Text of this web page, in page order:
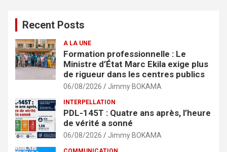
Recent Posts
A LA UNE
Formation professionnelle : Le
Ministre d’État Marc Ekila exige plus
de rigueur dans les centres publics
06/08/2026 Jimmy BOKAMA
INTERPELLATION
PDL-145T : Quatre ans après, l’heure
de vérité a sonné
06/08/2026 Jimmy BOKAMA